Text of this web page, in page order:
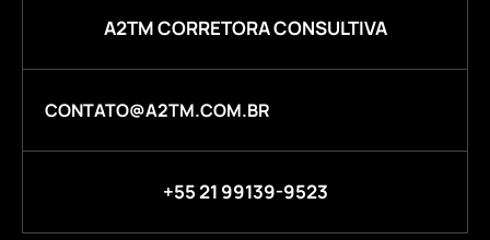
A2TM CORRETORA CONSULTIVA
CONTATO@A2TM.COM.BR
+55 21 99139-9523